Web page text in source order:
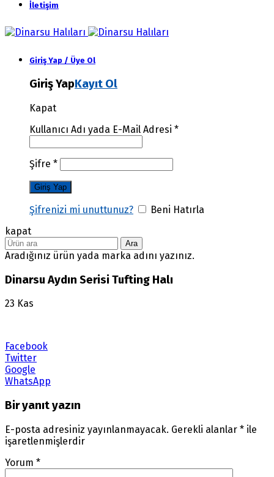
İletişim
Giriş Yap / Üye Ol
Giriş YapKayıt Ol
Kapat
Kullanıcı Adı yada E-Mail Adresi *
Şifre *
Şifrenizi mi unuttunuz?
Beni Hatırla
kapat
Ara
Aradığınız ürün yada marka adını yazınız.
Dinarsu Aydın Serisi Tufting Halı
23 Kas
Facebook
Twitter
Google
WhatsApp
Bir yanıt yazın
E-posta adresiniz yayınlanmayacak. Gerekli alanlar * ile
işaretlenmişlerdir
Yorum *